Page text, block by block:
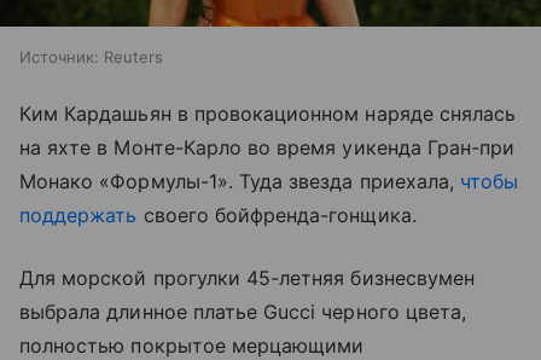
Источник: Reuters
Ким Кардашьян в провокационном наряде снялась
на яхте в Монте-Карло во время уикенда Гран-при
Монако «Формулы-1». Туда звезда приехала, чтобы
поддержать своего бойфренда-гонщика.
Для морской прогулки 45-летняя бизнесвумен
выбрала длинное платье Gucci черного цвета,
полностью покрытое мерцающими